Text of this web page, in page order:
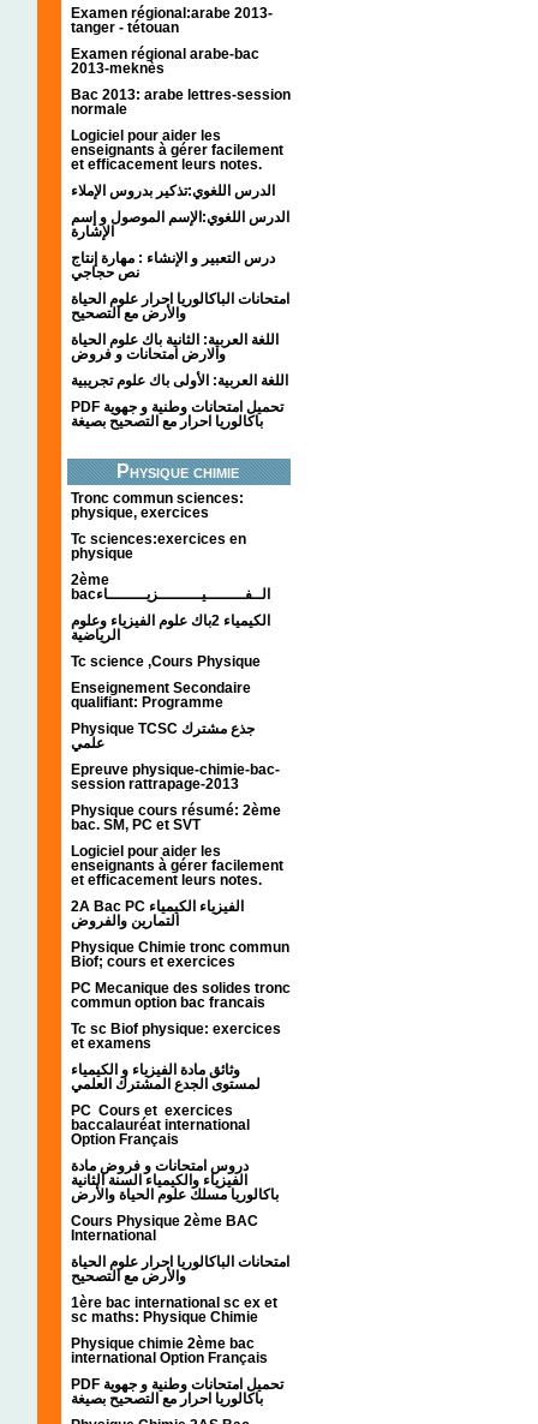
Examen régional:arabe 2013-
tanger - tétouan
Examen régional arabe-bac
2013-meknès
Bac 2013: arabe lettres-session
normale
Logiciel pour aider les
enseignants à gérer facilement
et efficacement leurs notes.
الدرس اللغوي:تذكير بدروس الإملاء
الدرس اللغوي:الإسم الموصول و إسم
الإشارة
درس التعبير و الإنشاء : مهارة إنتاج
نص حجاجي
امتحانات الباكالوريا احرار علوم الحياة
والأرض مع التصحيح
اللغة العربية: الثانية باك علوم الحياة
والارض امتحانات و فروض
اللغة العربية: الأولى باك علوم تجريبية
PDF تحميل امتحانات وطنية و جهوية
باكالوريا احرار مع التصحيح بصيغة
Physique chimie
Tronc commun sciences:
physique, exercices
Tc sciences:exercices en
physique
2ème
bacالــفــــــــيـــــــــزيــــــــاء
الكيمياء 2باك علوم الفيزياء وعلوم
الرياضية
Tc science ,Cours Physique
Enseignement Secondaire
qualifiant: Programme
Physique TCSC جذع مشترك
علمي
Epreuve physique-chimie-bac-
session rattrapage-2013
Physique cours résumé: 2ème
bac. SM, PC et SVT
Logiciel pour aider les
enseignants à gérer facilement
et efficacement leurs notes.
2A Bac PC الفيزياء الكيمياء
التمارين والفروض
Physique Chimie tronc commun
Biof; cours et exercices
PC Mecanique des solides tronc
commun option bac francais
Tc sc Biof physique: exercices
et examens
وثائق مادة الفيزياء و الكيمياء
PC Cours et exercices
baccalauréat international
Option Français
دروس امتحانات و فروض مادة
الفيزياء والكيمياء السنة الثانية
باكالوريا مسلك علوم الحياة والأرض
Cours Physique 2ème BAC
International
امتحانات الباكالوريا احرار علوم الحياة
والأرض مع التصحيح
1ère bac international sc ex et
sc maths: Physique Chimie
Physique chimie 2ème bac
international Option Français
PDF تحميل امتحانات وطنية و جهوية
باكالوريا احرار مع التصحيح بصيغة